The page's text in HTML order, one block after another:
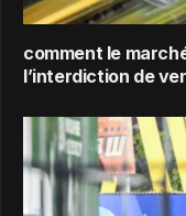
comment le
l’interdiction de